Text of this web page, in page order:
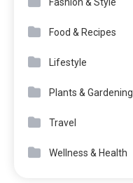
Food & Recipes
Lifestyle
Plants & Gardening
Travel
Wellness & Health